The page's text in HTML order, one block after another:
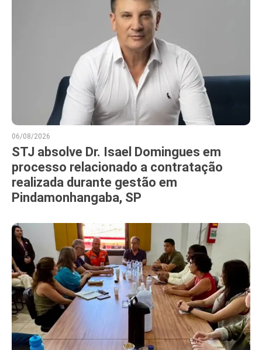
06/08/2026
STJ absolve Dr. Isael Domingues em
processo relacionado a contratação
realizada durante gestão em
Pindamonhangaba, SP